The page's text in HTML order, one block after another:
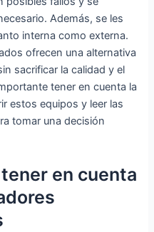
Además, se les
interna como externa.
ofrecen una alternativa
sacrificar la calidad y el
tener en cuenta la
estos equipos y leer las
tomar una decisión
en cuenta